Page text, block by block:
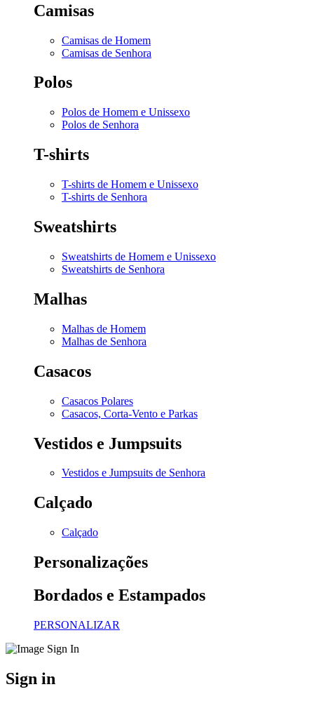
Camisas
Camisas de Homem
Camisas de Senhora
Polos
Polos de Homem e Unissexo
Polos de Senhora
T-shirts
T-shirts de Homem e Unissexo
T-shirts de Senhora
Sweatshirts
Sweatshirts de Homem e Unissexo
Sweatshirts de Senhora
Malhas
Malhas de Homem
Malhas de Senhora
Casacos
Casacos Polares
Casacos, Corta-Vento e Parkas
Vestidos e Jumpsuits
Vestidos e Jumpsuits de Senhora
Calçado
Calçado
Personalizações
Bordados e Estampados
PERSONALIZAR
Sign in